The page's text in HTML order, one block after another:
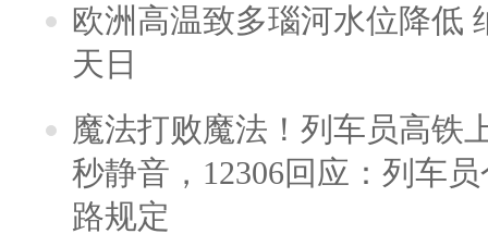
欧洲高温致多瑙河水位降低
天日
魔法打败魔法！列车员高铁
秒静音，12306回应：列车
路规定